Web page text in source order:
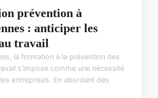
prévention à
: anticiper les
travail
la formation à la prévention des
s'impose comme une nécessité
entreprises. En abordant des